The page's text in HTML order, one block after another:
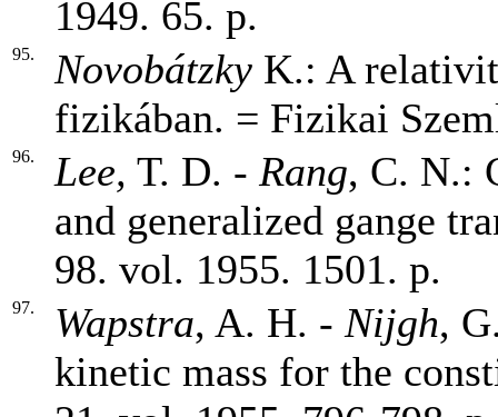
1949. 65. p.
95. Novobátzky K.: A
fizikában. = Fizikai
96. Lee, T. D. - Rang, C. N.:
and generalized gange
98. vol. 1955. 1501. p.
97. Wapstra, A. H. - Nijgh,
kinetic mass for the